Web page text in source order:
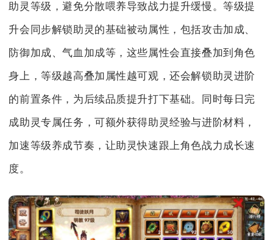
助灵等级，避免分散喂养导致战力提升缓慢。等级提
升会同步解锁助灵的基础被动属性，包括攻击加成、
防御加成、气血加成等，这些属性会直接叠加到角色
身上，等级越高叠加属性越可观，还会解锁助灵进阶
的前置条件，为后续品质提升打下基础。同时每日完
成助灵专属任务，可额外获得助灵经验与进阶材料，
加速等级养成节奏，让助灵快速跟上角色战力成长速
度。